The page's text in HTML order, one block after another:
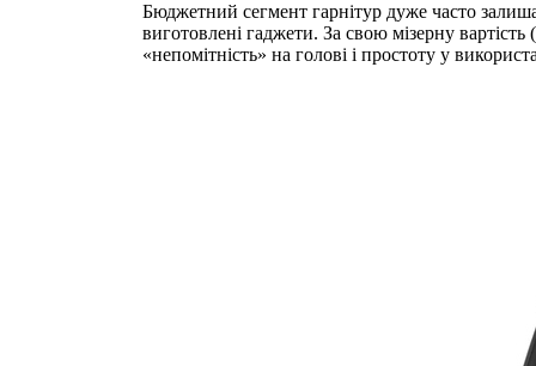
Бюджетний сегмент гарнітур дуже часто
виготовлені гаджети. За свою мізерну
«непомітність» на голові і простоту у